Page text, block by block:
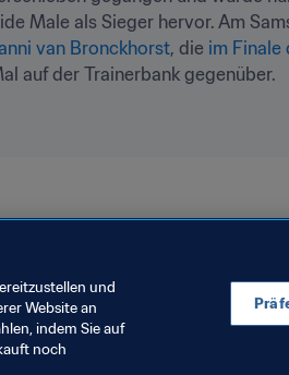
Male als Sieger hervor. Am
van Bronckhorst, die im Finale
auf der Trainerbank gegenüber.
und
Website an
indem Sie auf
noch